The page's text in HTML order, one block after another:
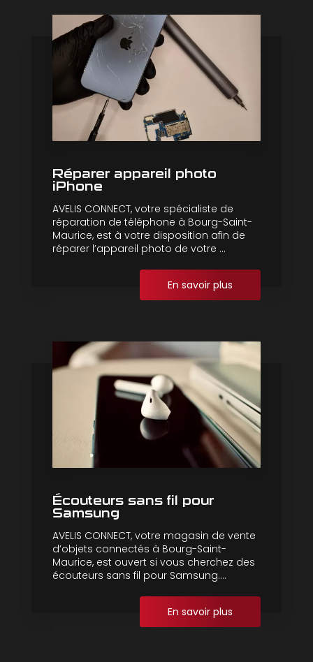
Réparer appareil photo
iPhone
AVELIS CONNECT, votre spécialiste de
réparation de téléphone à Bourg-Saint-
Maurice, est à votre disposition afin de
réparer l’appareil photo de votre ...
En savoir plus
Écouteurs sans fil pour
Samsung
AVELIS CONNECT, votre magasin de vente
d’objets connectés à Bourg-Saint-
Maurice, est ouvert si vous cherchez des
écouteurs sans fil pour Samsung....
En savoir plus